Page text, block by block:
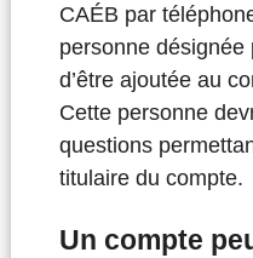
CAÉB par
personne
d’être ajoutée au
Cette personne
questions
titulaire du compte.
Un compte